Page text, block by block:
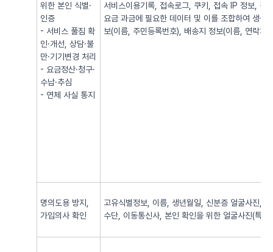
위한 본인 식별·
인증
- 서비스 풀짐 확
인·개선, 상담·불
만·기기변경 처리
- 요금정산·청구·
수납·추심
- 연체 사실 통지
서비스이용기록, 접속로그, 쿠키, 접속 IP 정보, 결
요금 과금에 필요한 데이터 및 이를 조합하여 생
보(이름, 주민등록번호), 배송지 정보(이름, 연락처,
명의도용 방지,
가입의사 확인
고유식별정보, 이름, 생년월일, 신분증 얼굴사진,
수단, 이동통신사, 본인 확인을 위한 얼굴사진(특징